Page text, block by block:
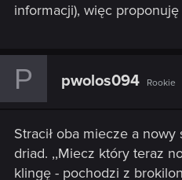
informacji), więc
P pwolos094 Rookie
Stracił oba miecze a nowy
driad. ,,Miecz który teraz
klingę - pochodzi z